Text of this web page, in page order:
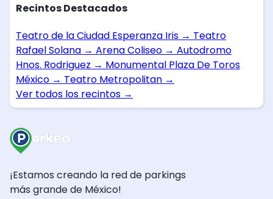
Recintos Destacados
Teatro de la Ciudad Esperanza Iris → Teatro
Rafael Solana → Arena Coliseo → Autodromo
Hnos. Rodriguez → Monumental Plaza De Toros
México → Teatro Metropolitan →
Ver todos los recintos →
¡Estamos creando la red de parkings
más grande de México!